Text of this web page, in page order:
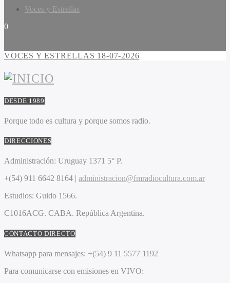
Voces y Estrellas
0
VOCES Y ESTRELLAS 18-07-2026
DESDE 1989
Porque todo es cultura y porque somos radio.
DIRECCIONES
Administración: Uruguay 1371 5° P.
+(54) 911 6642 8164 | administracion@fmradiocultura.com.ar
Estudios: Guido 1566.
C1016ACG. CABA. República Argentina.
CONTACTO DIRECTO
Whatsapp para mensajes: +(54) 9 11 5577 1192
Para comunicarse con emisiones en VIVO: